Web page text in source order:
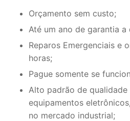
Orçamento sem custo;
Até um ano de garantia a
Reparos Emergenciais e
horas;
Pague somente se
Alto padrão de qualidade
equipamentos
no mercado industrial;